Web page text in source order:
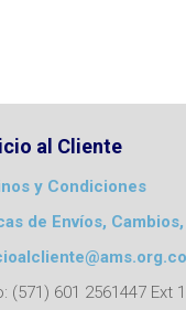
al Cliente
y Condiciones
de Envíos, Cambios,
(571) 601 2561447 Ext